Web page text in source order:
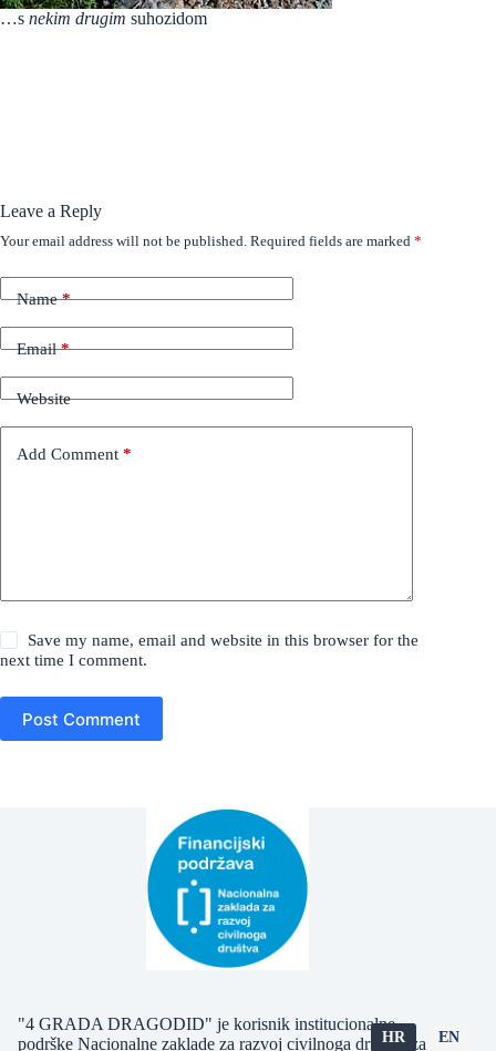
HR EN
…s nekim drugim suhozidom
Leave a Reply
Your email address will not be published. Required fields are marked *
Name*
Email*
Website
Add Comment *
Save my name, email and website in this browser for the
next time I comment.
Post Comment
"4 GRADA DRAGODID" je korisnik institucionalne
podrške Nacionalne zaklade za razvoj civilnoga društva za